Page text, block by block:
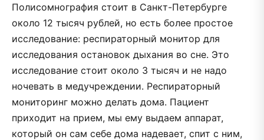
Полисомнография стоит в Санкт-Петербурге
около 12 тысяч рублей, но есть более простое
исследование: респираторный монитор для
исследования остановок дыхания во сне. Это
исследование стоит около 3 тысяч и не надо
ночевать в медучреждении. Респираторный
мониторинг можно делать дома. Пациент
приходит на прием, мы ему выдаем аппарат,
который он сам себе дома надевает, спит с ним,